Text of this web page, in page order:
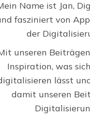
Name ist Jan,
fasziniert von
der
unseren
Inspiration, was
lässt
damit unseren